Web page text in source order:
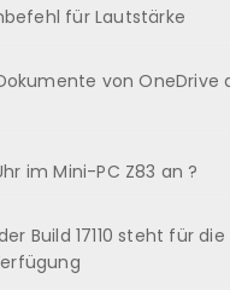
für Lautstärke
von OneDrive
im Mini-PC Z83 an ?
Build 17110 steht für